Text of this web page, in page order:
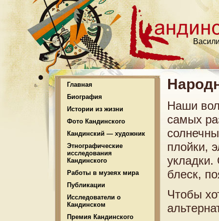
Главная
Биография
Истории из жизни
Фото Кандинского
Кандинский — художник
Этнографические
исследования
Кандинского
Работы в музеях мира
Публикации
Исследователи о
Кандинском
Премия Кандинского
Наши
самых
плойки,
блеск,
Чтобы